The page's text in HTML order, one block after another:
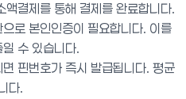
액결제를 통해 결제를 완료합니다.
로 본인인증이 필요합니다. 이를
수 있습니다.
핀번호가 즉시 발급됩니다. 평균
다.